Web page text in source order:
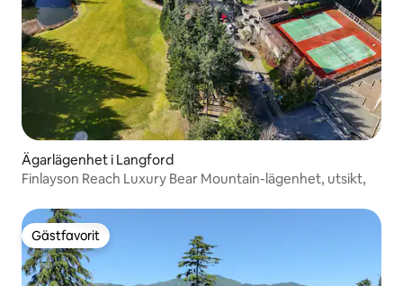
Ägarlägenhet i Langford
Finlayson Reach Luxury Bear Mountain-lägenhet, utsikt,
Gästfavorit
Gästfavorit